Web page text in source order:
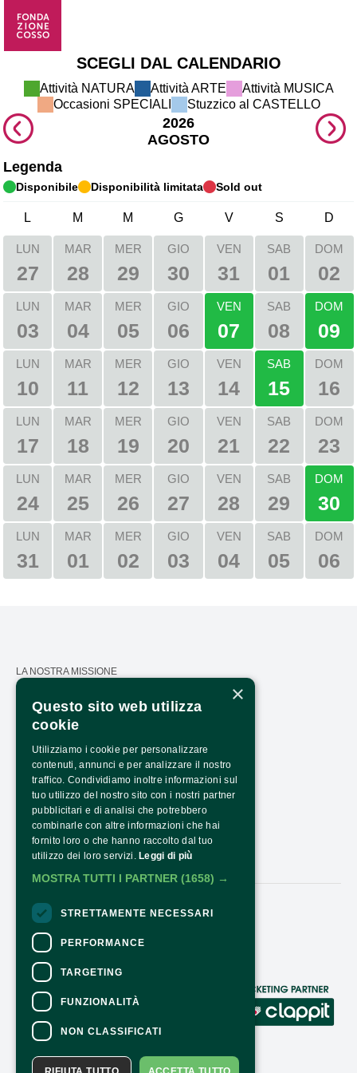
SCEGLI DAL CALENDARIO
Attività NATURA Attività ARTE
Attività MUSICA
Occasioni SPECIALI
Stuzzico al CASTELLO
2026
AGOSTO
Legenda
Disponibile Disponibilità limitata Sold out
L M M G V S D
LUN
27
MAR
28
MER
29
GIO
30
VEN
31
SAB
01
DOM
02
LUN
03
MAR
04
MER
05
GIO
06
VEN
07
SAB
08
DOM
09
LUN
10
MAR
11
MER
12
GIO
13
VEN
14
SAB
15
DOM
16
LUN
17
MAR
18
MER
19
GIO
20
VEN
21
SAB
22
DOM
23
LUN
24
MAR
25
MER
26
GIO
27
VEN
28
SAB
29
DOM
30
LUN
31
MAR
01
MER
02
GIO
03
VEN
04
SAB
05
DOM
06
LA NOSTRA MISSIONE
PRESS AREA
TRASPARENZA
PTRASPARENZA NRR - NEXTGENERATIONEU
COME ARRIVARE
ORARI E COSTI
CONTATTI
Seguici:
CONTATTI
Per informazioni e supporto all'acquisto
della biglietteria
Per informazioni sul programma e
×
Questo sito web utilizza
cookie
Utilizziamo i cookie per personalizzare
contenuti, annunci e per analizzare il nostro
traffico. Condividiamo inoltre informazioni sul
tuo utilizzo del nostro sito con i nostri partner
pubblicitari e di analisi che potrebbero
combinarle con altre informazioni che hai
fornito loro o che hanno raccolto dal tuo
utilizzo dei loro servizi. Leggi di più
MOSTRA TUTTI I PARTNER (1658) →
STRETTAMENTE NECESSARI
PERFORMANCE
TARGETING
FUNZIONALITÀ
NON CLASSIFICATI